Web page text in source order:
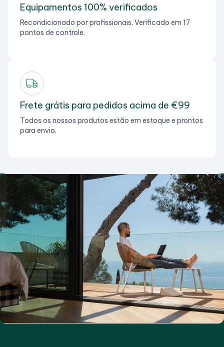
Equipamentos 100% verificados
Recondicionado por profissionais. Verificado em 17
pontos de controle.
Frete grátis para pedidos acima de €99
Todos os nossos produtos estão em estoque e prontos
para envio.